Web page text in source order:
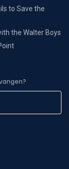
to Save the
the Walter Boys